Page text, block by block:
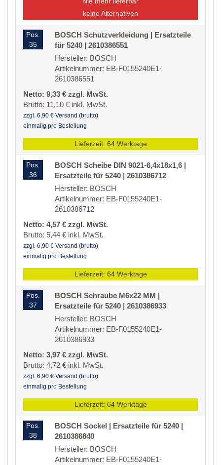
keine Alternativen
Pos.
35
BOSCH Schutzverkleidung | Ersatzteile
für 5240 | 2610386551
Hersteller: BOSCH
Artikelnummer: EB-F0155240E1-
2610386551
Netto: 9,33 € zzgl. MwSt.
Brutto: 11,10 € inkl. MwSt.
zzgl. 6,90 € Versand (brutto)
einmalig pro Bestellung
Lieferzeit: 64 Werktage
Pos.
36
BOSCH Scheibe DIN 9021-6,4x18x1,6 |
Ersatzteile für 5240 | 2610386712
Hersteller: BOSCH
Artikelnummer: EB-F0155240E1-
2610386712
Netto: 4,57 € zzgl. MwSt.
Brutto: 5,44 € inkl. MwSt.
zzgl. 6,90 € Versand (brutto)
einmalig pro Bestellung
Lieferzeit: 64 Werktage
Pos.
37
BOSCH Schraube M6x22 MM |
Ersatzteile für 5240 | 2610386933
Hersteller: BOSCH
Artikelnummer: EB-F0155240E1-
2610386933
Netto: 3,97 € zzgl. MwSt.
Brutto: 4,72 € inkl. MwSt.
zzgl. 6,90 € Versand (brutto)
einmalig pro Bestellung
Lieferzeit: 64 Werktage
Pos.
38
BOSCH Sockel | Ersatzteile für 5240 |
2610386840
Hersteller: BOSCH
Artikelnummer: EB-F0155240E1-